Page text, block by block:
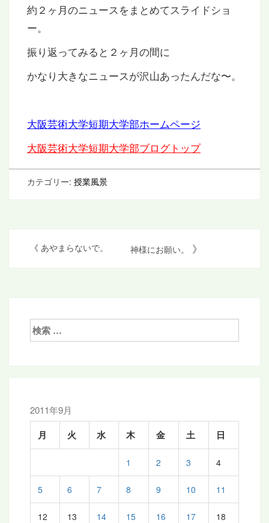
約２ヶ月のニュースをまとめてスライドショ
ー。
振り返ってみると２ヶ月の間に
かなり大きなニュースが沢山あったんだな〜。
大阪芸術大学短期大学部ホームページ
大阪芸術大学短期大学部ブログトップ
カテゴリー: 授業風景
《 あやまらないで。 神様にお願い。 》
検
索:
2011年9月
月 火 水 木 金 土 日
1 2 3 4
5 6 7 8 9 10 11
12 13 14 15 16 17 18